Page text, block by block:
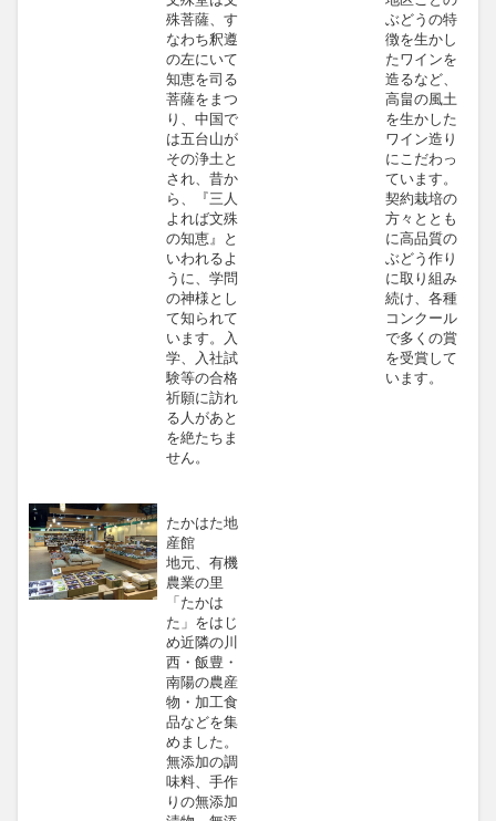
殊菩薩、す
なわち釈遵
の左にいて
知恵を司る
菩薩をまつ
り、中国で
は五台山が
その浄土と
され、昔か
ら、『三人
よれば文殊
の知恵』と
いわれるよ
うに、学問
の神様とし
て知られて
います。入
学、入社試
験等の合格
祈願に訪れ
る人があと
を絶たちま
せん。
ぶどうの特
徴を生かし
たワインを
造るなど、
高畠の風土
を生かした
ワイン造り
にこだわっ
ています。
契約栽培の
方々ととも
に高品質の
ぶどう作り
に取り組み
続け、各種
コンクール
で多くの賞
を受賞して
います。
たかはた地
産館
地元、有機
農業の里
「たかは
た」をはじ
め近隣の川
西・飯豊・
南陽の農産
物・加工食
品などを集
めました。
無添加の調
味料、手作
りの無添加